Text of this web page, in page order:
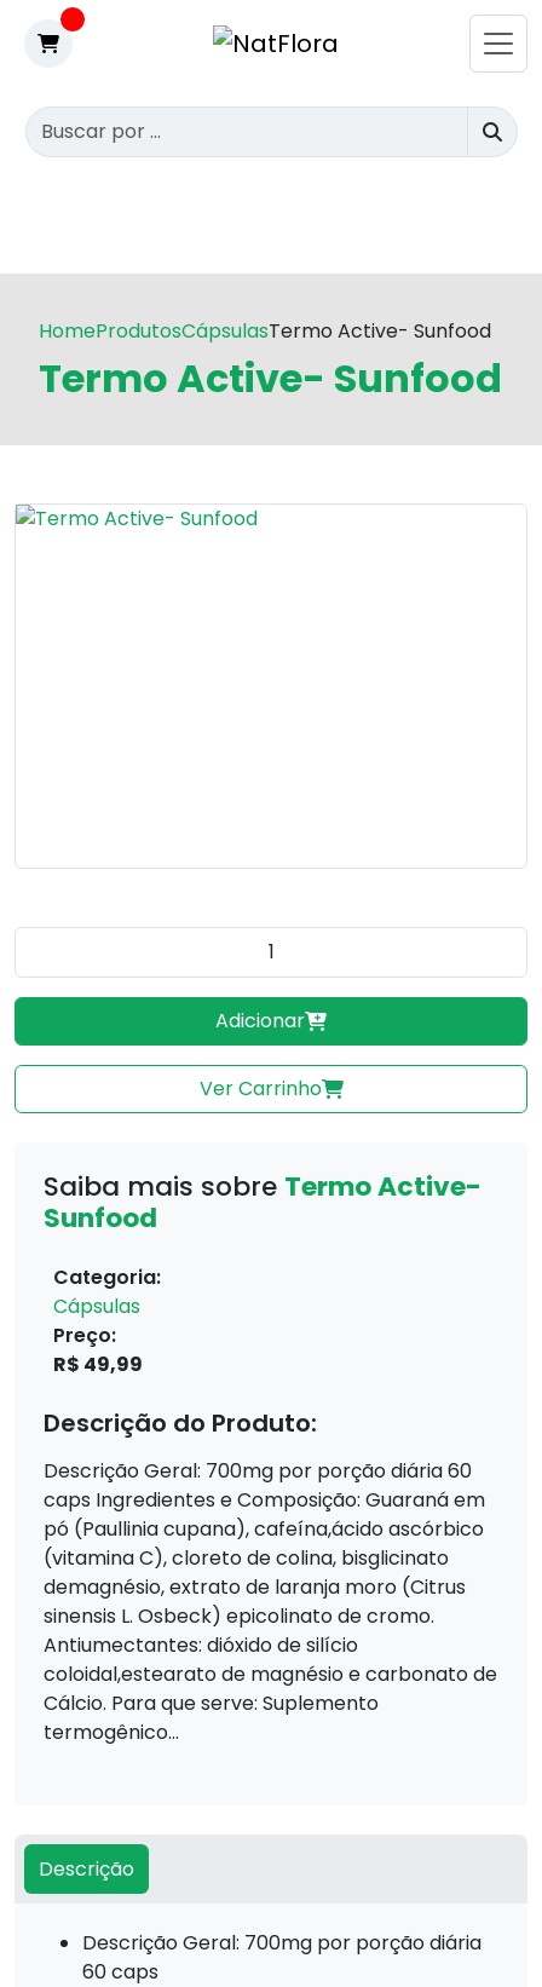
HomeProdutosCápsulasTermo Active- Sunfood
Termo Active- Sunfood
Quantidade do produto
Adicionar
Ver Carrinho
Saiba mais sobre Termo Active-
Sunfood
Categoria:
Cápsulas
Preço:
R$ 49,99
Descrição do Produto:
Descrição Geral: 700mg por porção diária 60
caps Ingredientes e Composição: Guaraná em
pó (Paullinia cupana), cafeína,ácido ascórbico
(vitamina C), cloreto de colina, bisglicinato
demagnésio, extrato de laranja moro (Citrus
sinensis L. Osbeck) epicolinato de cromo.
Antiumectantes: dióxido de silício
coloidal,estearato de magnésio e carbonato de
Cálcio. Para que serve: Suplemento
termogênico...
Descrição
Descrição Geral: 700mg por porção diária
60 caps